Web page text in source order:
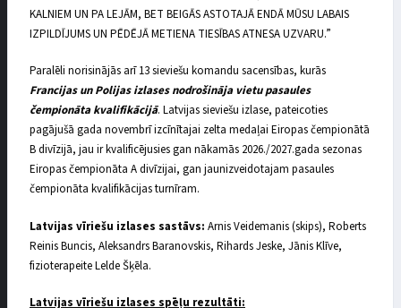
KALNIEM UN PA LEJĀM, BET BEIGĀS ASTOTAJĀ ENDĀ MŪSU LABAIS
IZPILDĪJUMS UN PĒDĒJĀ METIENA TIESĪBAS ATNESA UZVARU.”
Paralēli norisinājās arī 13 sieviešu komandu sacensības, kurās
Francijas un Polijas izlases nodrošināja vietu pasaules
čempionāta kvalifikācijā. Latvijas sieviešu izlase, pateicoties
pagājušā gada novembrī izcīnītajai zelta medaļai Eiropas čempionātā
B divīzijā, jau ir kvalificējusies gan nākamās 2026./2027.gada sezonas
Eiropas čempionāta A divīzijai, gan jaunizveidotajam pasaules
čempionāta kvalifikācijas turnīram.
Latvijas vīriešu izlases sastāvs: Arnis Veidemanis (skips), Roberts
Reinis Buncis, Aleksandrs Baranovskis, Rihards Jeske, Jānis Klīve,
fizioterapeite Lelde Šķēla.
Latvijas vīriešu izlases spēļu rezultāti: